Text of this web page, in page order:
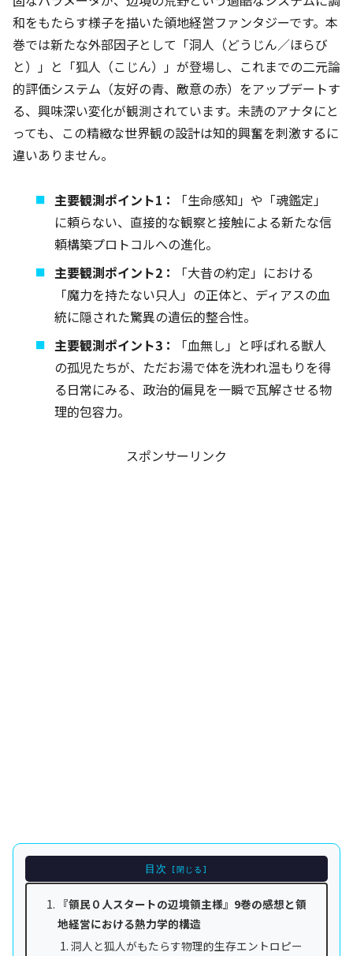
和をもたらす様子を描いた領地経営ファンタジーです。本
巻では新たな外部因子として「洞人（どうじん／ほらび
と）」と「狐人（こじん）」が登場し、これまでの二元論
的評価システム（友好の青、敵意の赤）をアップデートす
る、興味深い変化が観測されています。未読のアナタにと
っても、この精緻な世界観の設計は知的興奮を刺激するに
違いありません。
主要観測ポイント1：
「生命感知」や「魂鑑定」
に頼らない、直接的な観察と接触による新たな信
頼構築プロトコルへの進化。
主要観測ポイント2：
「大昔の約定」における
「魔力を持たない只人」の正体と、ディアスの血
統に隠された驚異の遺伝的整合性。
主要観測ポイント3：
「血無し」と呼ばれる獣人
の孤児たちが、ただお湯で体を洗われ温もりを得
る日常にみる、政治的偏見を一瞬で瓦解させる物
理的包容力。
スポンサーリンク
目次
『領民０人スタートの辺境領主様』9巻の感想と領
地経営における熱力学的構造
洞人と狐人がもたらす物理的生存エントロピー